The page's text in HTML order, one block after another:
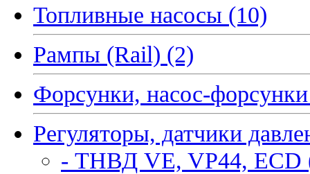
Топливные насосы (10)
Рампы (Rail) (2)
Форсунки, насос-
Регуляторы, датчики
- ТНВД VE, VP44, ECD